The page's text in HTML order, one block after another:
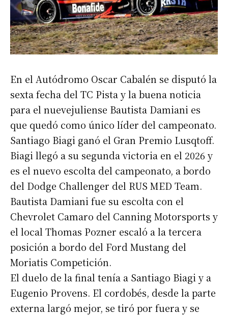
En el Autódromo Oscar Cabalén se disputó la
sexta fecha del TC Pista y la buena noticia
para el nuevejuliense Bautista Damiani es
que quedó como único líder del campeonato.
Santiago Biagi ganó el Gran Premio Lusqtoff.
Biagi llegó a su segunda victoria en el 2026 y
es el nuevo escolta del campeonato, a bordo
del Dodge Challenger del RUS MED Team.
Bautista Damiani fue su escolta con el
Chevrolet Camaro del Canning Motorsports y
el local Thomas Pozner escaló a la tercera
posición a bordo del Ford Mustang del
Moriatis Competición.
El duelo de la final tenía a Santiago Biagi y a
Eugenio Provens. El cordobés, desde la parte
externa largó mejor, se tiró por fuera y se